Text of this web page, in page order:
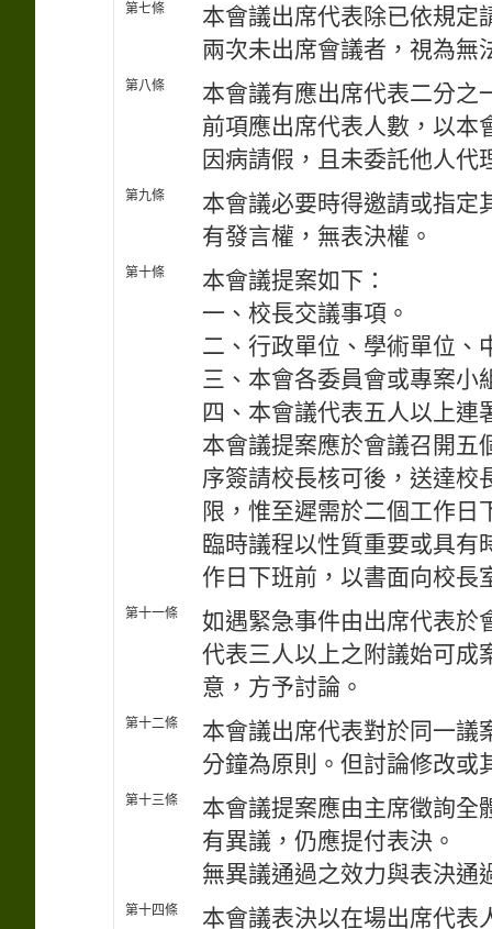
第七條
本會議出席代表除已依規定
兩次未出席會議者，視為無
第八條
本會議有應出席代表二分之
前項應出席代表人數，以本
因病請假，且未委託他人代
第九條
本會議必要時得邀請或指定
有發言權，無表決權。
第十條
本會議提案如下：
一、校長交議事項。
二、行政單位、學術單位、
三、本會各委員會或專案小
四、本會議代表五人以上連
本會議提案應於會議召開五
序簽請校長核可後，送達校
限，惟至遲需於二個工作日
臨時議程以性質重要或具有
作日下班前，以書面向校長
第十一條
如遇緊急事件由出席代表於
代表三人以上之附議始可成
意，方予討論。
第十二條
本會議出席代表對於同一議
分鐘為原則。但討論修改或
第十三條
本會議提案應由主席徵詢全
有異議，仍應提付表決。
無異議通過之效力與表決通
第十四條
本會議表決以在場出席代表